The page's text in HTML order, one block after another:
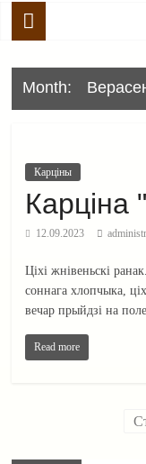
Month:
Карціны
Карціна
12.09.2023
Ціхі жнівеньскі
соннага хлопчыка,
вечар прыйдзі на
Read more